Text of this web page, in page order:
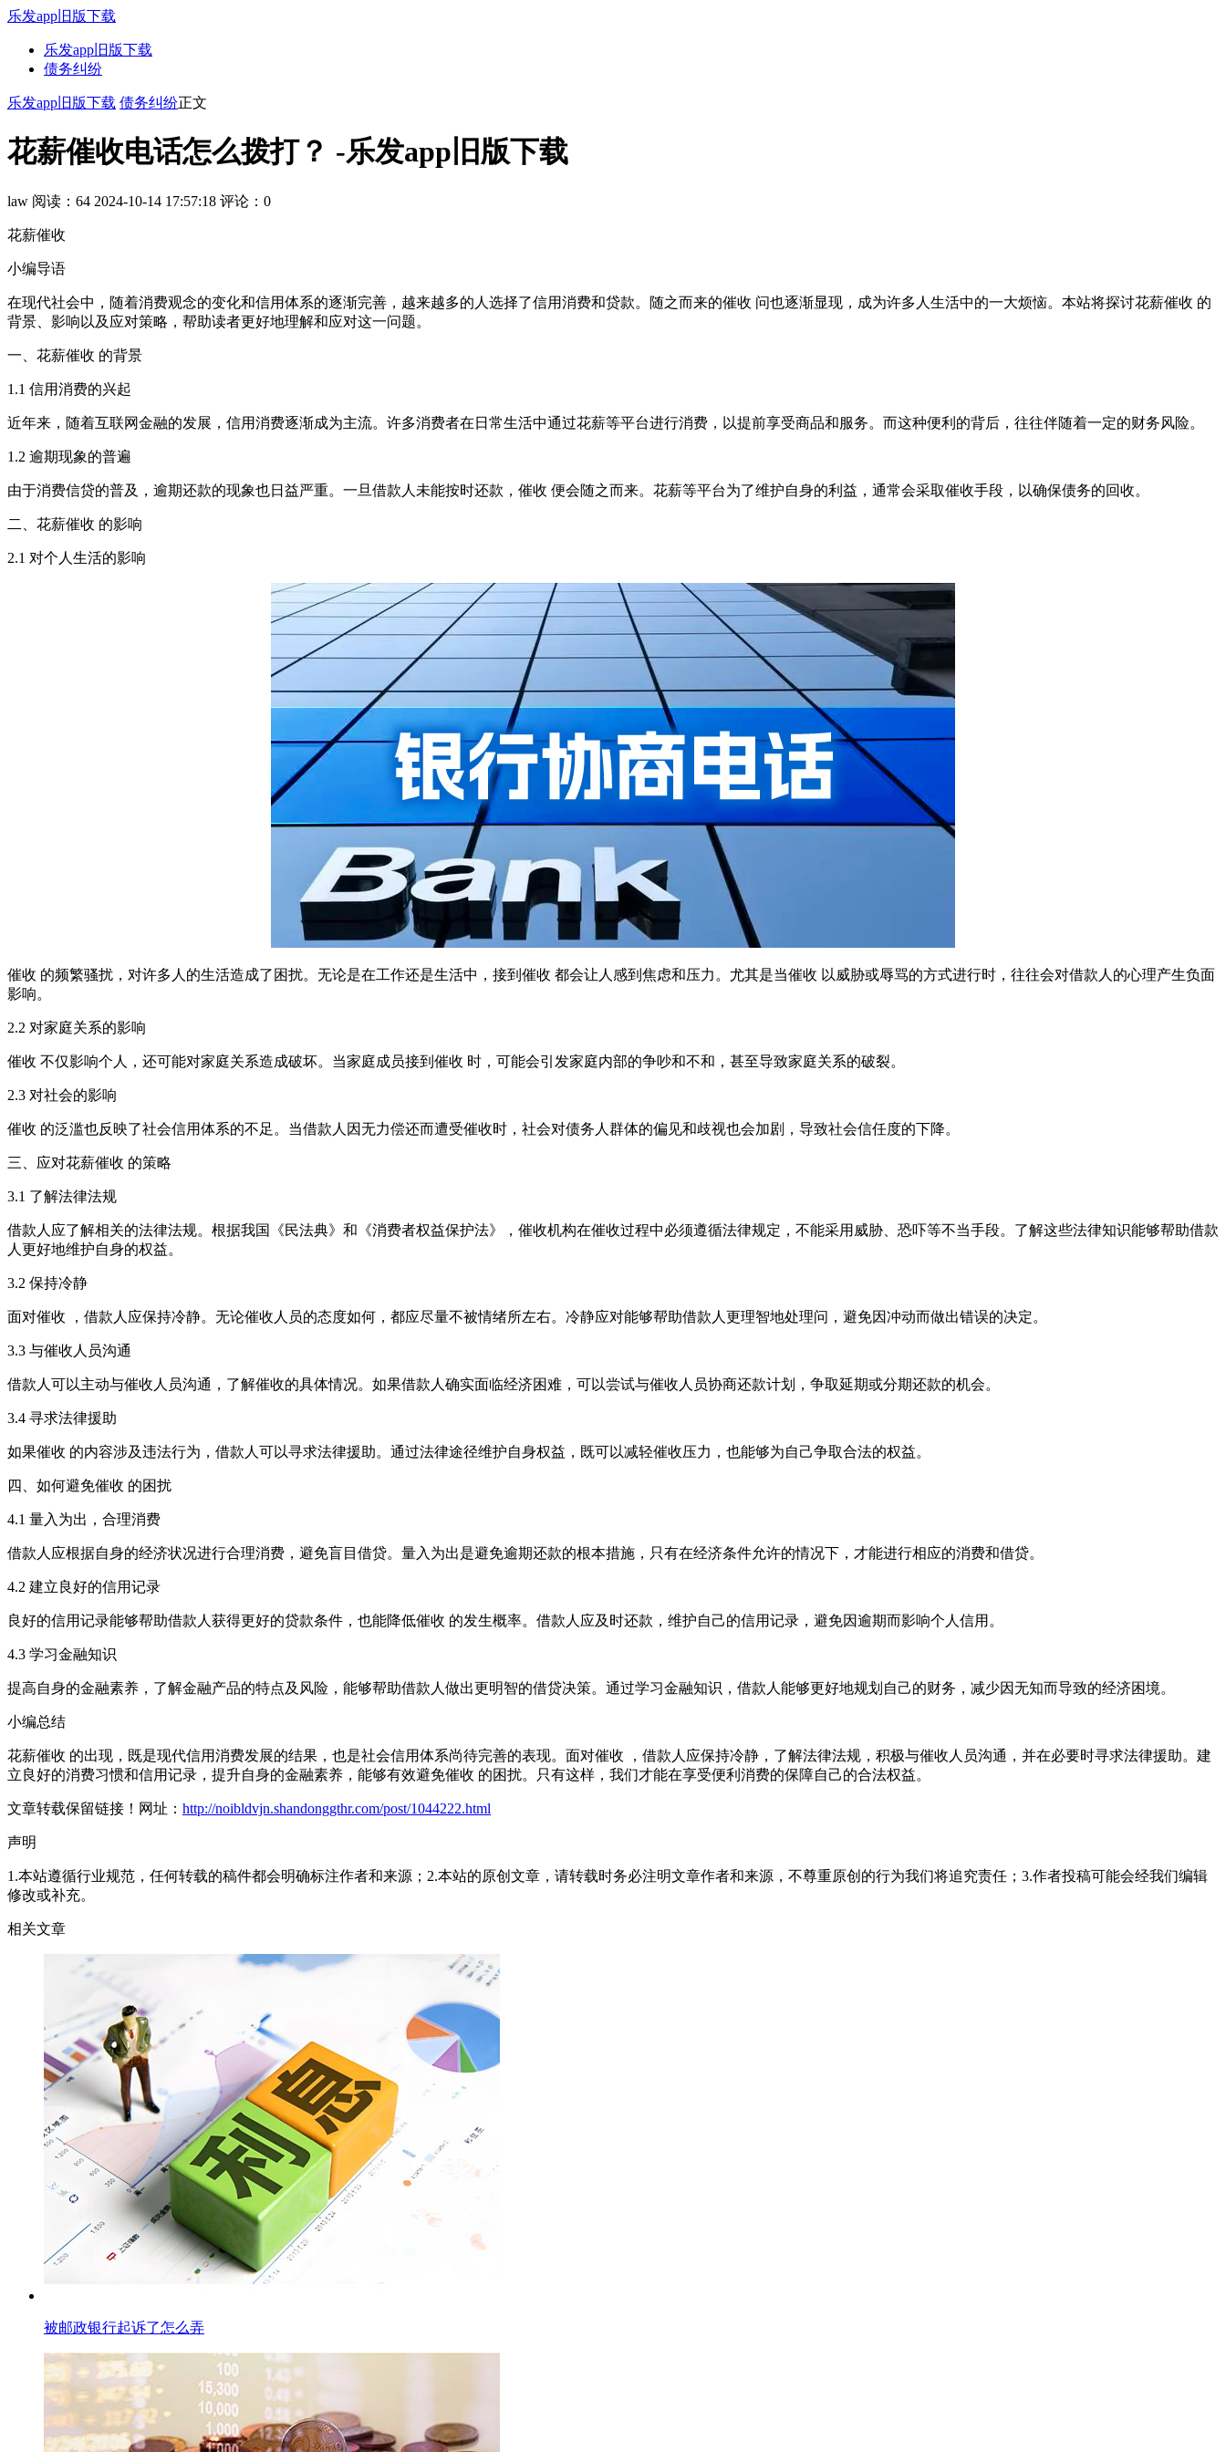
乐发app旧版下载
乐发app旧版下载
债务纠纷
乐发app旧版下载 债务纠纷正文
花薪催收电话怎么拨打？ -乐发app旧版下载
law 阅读：64 2024-10-14 17:57:18 评论：0
花薪催收
小编导语
在现代社会中，随着消费观念的变化和信用体系的逐渐完善，越来越多的人选择了信用消费和贷款。随之而来的催收 问也逐渐显现，成为许多人生活中的一大烦恼。本站将探讨花薪催收 的
背景、影响以及应对策略，帮助读者更好地理解和应对这一问题。
一、花薪催收 的背景
1.1 信用消费的兴起
近年来，随着互联网金融的发展，信用消费逐渐成为主流。许多消费者在日常生活中通过花薪等平台进行消费，以提前享受商品和服务。而这种便利的背后，往往伴随着一定的财务风险。
1.2 逾期现象的普遍
由于消费信贷的普及，逾期还款的现象也日益严重。一旦借款人未能按时还款，催收 便会随之而来。花薪等平台为了维护自身的利益，通常会采取催收手段，以确保债务的回收。
二、花薪催收 的影响
2.1 对个人生活的影响
催收 的频繁骚扰，对许多人的生活造成了困扰。无论是在工作还是生活中，接到催收 都会让人感到焦虑和压力。尤其是当催收 以威胁或辱骂的方式进行时，往往会对借款人的心理产生负面
影响。
2.2 对家庭关系的影响
催收 不仅影响个人，还可能对家庭关系造成破坏。当家庭成员接到催收 时，可能会引发家庭内部的争吵和不和，甚至导致家庭关系的破裂。
2.3 对社会的影响
催收 的泛滥也反映了社会信用体系的不足。当借款人因无力偿还而遭受催收时，社会对债务人群体的偏见和歧视也会加剧，导致社会信任度的下降。
三、应对花薪催收 的策略
3.1 了解法律法规
借款人应了解相关的法律法规。根据我国《民法典》和《消费者权益保护法》，催收机构在催收过程中必须遵循法律规定，不能采用威胁、恐吓等不当手段。了解这些法律知识能够帮助借款
人更好地维护自身的权益。
3.2 保持冷静
面对催收 ，借款人应保持冷静。无论催收人员的态度如何，都应尽量不被情绪所左右。冷静应对能够帮助借款人更理智地处理问，避免因冲动而做出错误的决定。
3.3 与催收人员沟通
借款人可以主动与催收人员沟通，了解催收的具体情况。如果借款人确实面临经济困难，可以尝试与催收人员协商还款计划，争取延期或分期还款的机会。
3.4 寻求法律援助
如果催收 的内容涉及违法行为，借款人可以寻求法律援助。通过法律途径维护自身权益，既可以减轻催收压力，也能够为自己争取合法的权益。
四、如何避免催收 的困扰
4.1 量入为出，合理消费
借款人应根据自身的经济状况进行合理消费，避免盲目借贷。量入为出是避免逾期还款的根本措施，只有在经济条件允许的情况下，才能进行相应的消费和借贷。
4.2 建立良好的信用记录
良好的信用记录能够帮助借款人获得更好的贷款条件，也能降低催收 的发生概率。借款人应及时还款，维护自己的信用记录，避免因逾期而影响个人信用。
4.3 学习金融知识
提高自身的金融素养，了解金融产品的特点及风险，能够帮助借款人做出更明智的借贷决策。通过学习金融知识，借款人能够更好地规划自己的财务，减少因无知而导致的经济困境。
小编总结
花薪催收 的出现，既是现代信用消费发展的结果，也是社会信用体系尚待完善的表现。面对催收 ，借款人应保持冷静，了解法律法规，积极与催收人员沟通，并在必要时寻求法律援助。建
立良好的消费习惯和信用记录，提升自身的金融素养，能够有效避免催收 的困扰。只有这样，我们才能在享受便利消费的保障自己的合法权益。
文章转载保留链接！网址： http://noibldvjn.shandonggthr.com/post/1044222.html
声明
1.本站遵循行业规范，任何转载的稿件都会明确标注作者和来源；2.本站的原创文章，请转载时务必注明文章作者和来源，不尊重原创的行为我们将追究责任；3.作者投稿可能会经我们编辑
修改或补充。
相关文章
被邮政银行起诉了怎么弄